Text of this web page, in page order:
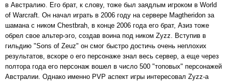
в Австралию. Его брат, к слову, тоже был заядлым игроком в World
of Warcraft. Он начал играть в 2006 году на сервере Magtheridon за
шамана с ником Сhestbrah, в конце 2006 года его брат, Азиз тоже
обрел свое альтер-эго, создав воина под ником Zyzz. Вступив в
гильдию "Sons of Zeuz" он смог быстро достичь очень неплохих
результатов, вскоре о его персонаже знал весь сервер, а еще через
полтора года его персонаж вошел в число 500 "топовых" персонажей
Австралии. Однако именно PVP аспект игры интересовал Zyzz-а